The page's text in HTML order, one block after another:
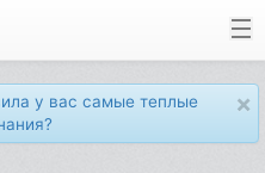
×
у вас самые теплые